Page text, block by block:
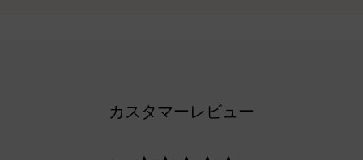
カスタマーレビュー